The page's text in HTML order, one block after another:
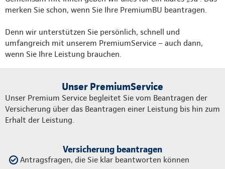
merken Sie schon, wenn Sie Ihre PremiumBU beantragen.
Denn wir unterstützen Sie persönlich, schnell und
umfangreich mit unserem PremiumService – auch dann,
wenn Sie Ihre Leistung brauchen.
Unser PremiumService
Unser Premium Service begleitet Sie vom Beantragen der
Versicherung über das Beantragen einer Leistung bis hin zum
Erhalt der Leistung.
Versicherung beantragen
Antragsfragen, die Sie klar beantworten können